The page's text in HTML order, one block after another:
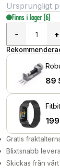
Ursprungligt
Finns i lager (6)
-
+
89
199
Gratis
Blixtsnabb
Skickas från